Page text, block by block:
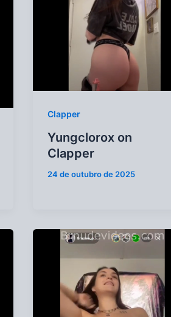
Clapper
Yungclorox on
Clapper
24 de outubro de 2025